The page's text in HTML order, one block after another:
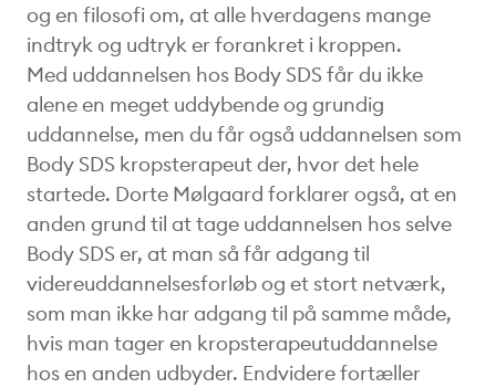
og en filosofi om, at alle hverdagens mange
indtryk og udtryk er forankret i kroppen.
Med uddannelsen hos Body SDS får du ikke
alene en meget uddybende og grundig
uddannelse, men du får også uddannelsen som
Body SDS kropsterapeut der, hvor det hele
startede. Dorte Mølgaard forklarer også, at en
anden grund til at tage uddannelsen hos selve
Body SDS er, at man så får adgang til
videreuddannelsesforløb og et stort netværk,
som man ikke har adgang til på samme måde,
hvis man tager en kropsterapeutuddannelse
hos en anden udbyder. Endvidere fortæller